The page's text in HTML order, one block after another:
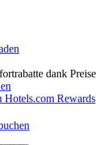
dank
Hotels.com Rewards